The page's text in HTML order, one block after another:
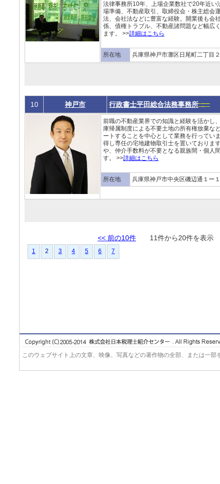
法律事務所10年、上場企業数社で20年近
場準備、不動産取引、取締役会・株主総会
法、会社法などに豊富な経験。開業後も会
係、債権トラブル、不動産諸問題など幅広
ます。 >>詳細はこちら
所在地 兵庫県神戸市灘区日尾町二丁目
10 神戸市 行政書士平田総合法務事務所
前職の不動産業界での知識と経験を活かし
庫帰属制度による不要土地の所有権放棄な
ートすることを中心として業務を行ってい
得し専任の宅地建物取引士を置いておりま
や、仲介手数料が不要となる親族間・個人
す。 >>詳細はこちら
所在地 兵庫県神戸市中央区磯辺通１ー
<< 前の10件 11件から20件を表
1 2 3 4 5 6 7
このウェブサイト上の文章、映像、写真などの著作物の全部、または一